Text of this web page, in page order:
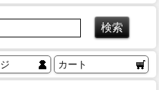
カート